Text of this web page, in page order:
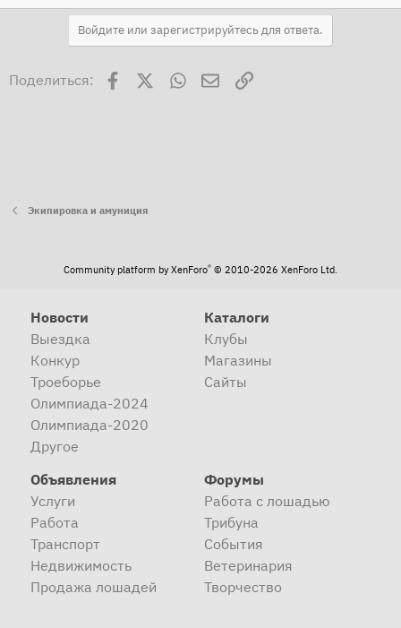
Войдите или зарегистрируйтесь для ответа.
Поделиться: Facebook WhatsAppЭлектронная почта
Ссылка
Экипировка и амуниция
Community platform by XenForo® © 2010-2026 XenForo Ltd.
Новости
Выездка
Конкур
Троеборье
Олимпиада-2024
Олимпиада-2020
Другое
Каталоги
Клубы
Магазины
Сайты
Объявления
Услуги
Работа
Транспорт
Недвижимость
Продажа лошадей
Форумы
Работа с лошадью
Трибуна
События
Ветеринария
Творчество